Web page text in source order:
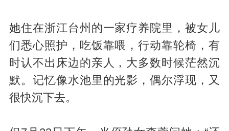
她住在浙江台州的一家疗养院里，被女儿
们悉心照护，吃饭靠喂，行动靠轮椅，有
时认不出床边的亲人，大多数时候茫然沉
默。记忆像水池里的光影，偶尔浮现，又
很快沉下去。